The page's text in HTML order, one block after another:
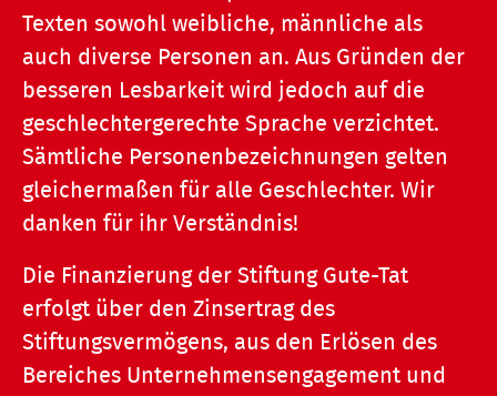
Texten sowohl weibliche, männliche als
auch diverse Personen an. Aus Gründen der
besseren Lesbarkeit wird jedoch auf die
geschlechtergerechte Sprache verzichtet.
Sämtliche Personenbezeichnungen gelten
gleichermaßen für alle Geschlechter. Wir
danken für ihr Verständnis!
Die Finanzierung der Stiftung Gute-Tat
erfolgt über den Zinsertrag des
Stiftungsvermögens, aus den Erlösen des
Bereiches Unternehmensengagement und